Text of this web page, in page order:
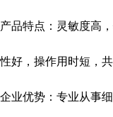
产品特点：灵敏度高
性好，操作用时短，共
企业优势：专业从事